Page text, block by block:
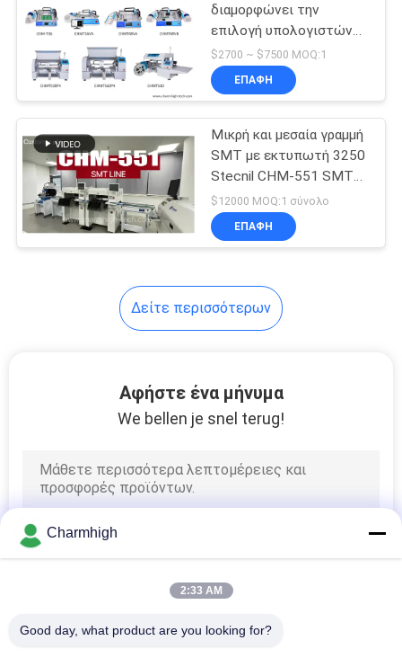
διαμορφώνει την
επιλογή υπολογιστών
γραφείου SMT SMD και
τη μηχανή θέσεων, μικρή
μηχανή ταιριάσματος
$2700 ~ $7500 MOQ:1
ΕΠΑΦΉ
Μικρή και μεσαία γραμμή
SMT με εκτυπωτή 3250
Stecnil CHM-551 SMT
Pick and Place Machine
830 Reflow Oven
$12000 MOQ:1 σύνολο
ΕΠΑΦΉ
Δείτε περισσότερων
Αφήστε ένα μήνυμα
We bellen je snel terug!
Charmhigh
2:33 AM
Good day, what product are you looking for?